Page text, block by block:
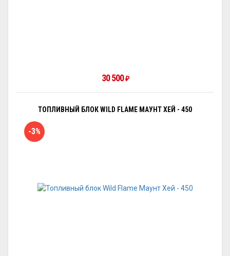
30 500₽
ТОПЛИВНЫЙ БЛОК WILD FLAME МАУНТ ХЕЙ - 450
-3%